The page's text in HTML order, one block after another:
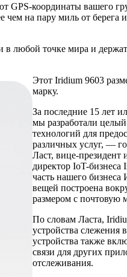
GPS-координаты вашего
на пару миль от берега
любой точке мира и
Этот Iridium 9603
марку.
За последние 15 лет
мы разработали
технологий для
различных услуг, —
Ласт, вице-президент
директор IoT-бизнеса
часть нашего бизнеса
вещей построена
размером с почтовую
По словам Ласта,
устройства слежения
устройства также
связи для других
отслеживания.